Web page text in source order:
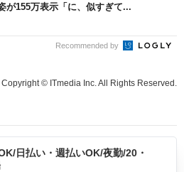
が155万表示「に、似すぎて...
Recommended by
Copyright © ITmedia Inc. All Rights Reserved.
日払い・週払いOK/夜勤/20・